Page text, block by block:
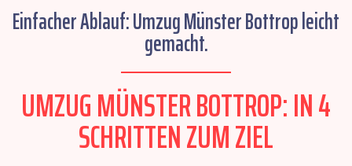
Einfacher Ablauf: Umzug Münster Bottrop leicht
gemacht.
UMZUG MÜNSTER BOTTROP: IN 4
SCHRITTEN ZUM ZIEL